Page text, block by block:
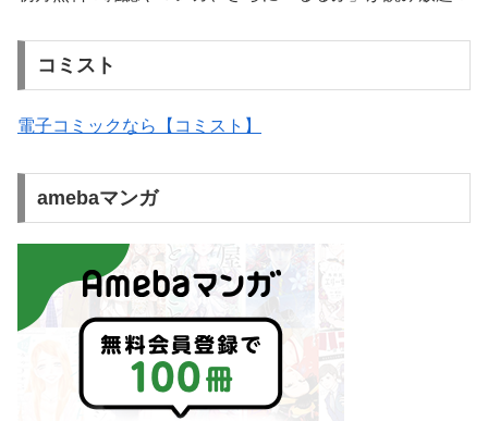
コミスト
電子コミックなら【コミスト】
amebaマンガ